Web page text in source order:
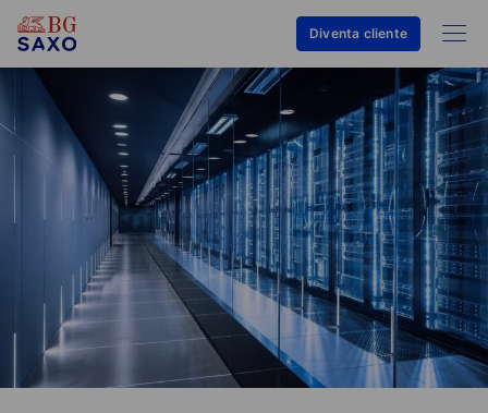
Diventa cliente